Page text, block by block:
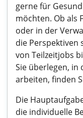
gerne für
möchten. Ob als
oder in der
die Perspektiven
von Teilzeitjobs
Sie überlegen, in
arbeiten, finden
Die
die individuelle